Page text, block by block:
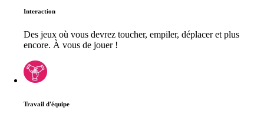
Interaction
Des jeux où vous devrez toucher, empiler, déplacer et plus
encore. À vous de jouer !
Travail d'équipe